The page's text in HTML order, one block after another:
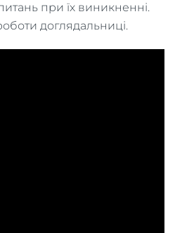
при їх виникненні.
доглядальниці.